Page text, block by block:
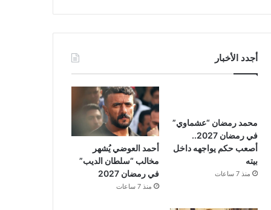
أجدد الأخبار
محمد رمضان “عشماوي”
في رمضان 2027..
أصعب حكم يواجهه داخل
بيته
منذ 7 ساعات
أحمد العوضي يُشهر
مخالب “سلطان الديب”
في رمضان 2027
منذ 7 ساعات